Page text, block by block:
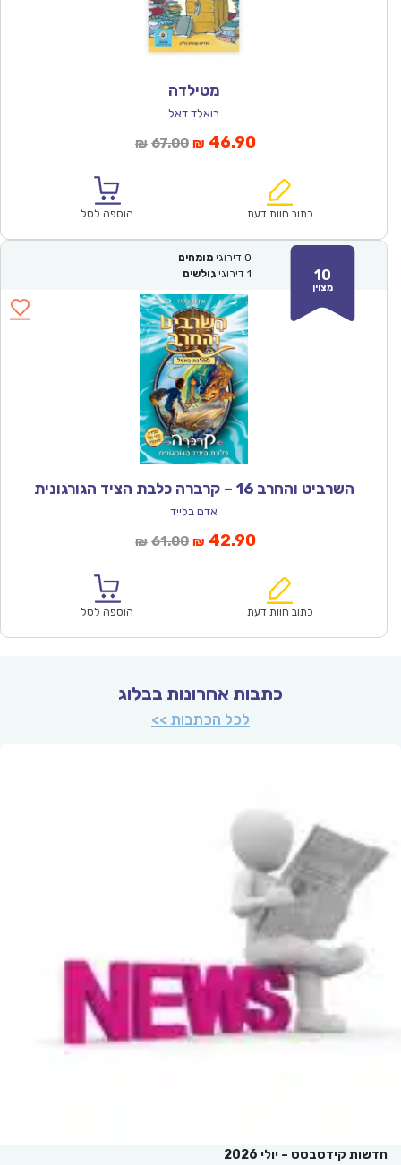
מטילדה
רואלד דאל
₪ 67.00המחיר
₪67.00.
₪ 46.90המחיר
הוא:
כתוב חוות דעת הוספה לסל
10
מצוין
0 דירוגי מומחים
1 דירוגי גולשים
השרביט והחרב 16 – קרברה כלבת הציד הגורגונית
אדם בלייד
₪ 61.00המחיר
₪61.00.
₪ 42.90המחיר
הוא:
כתוב חוות דעת הוספה לסל
כתבות אחרונות בבלוג
לכל הכתבות >>
חדשות קידסבסט – יולי 2026